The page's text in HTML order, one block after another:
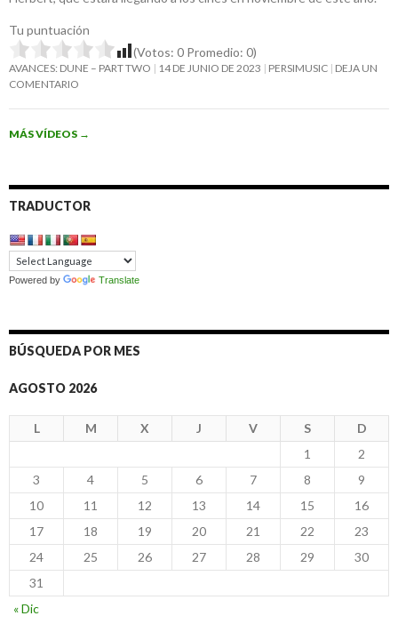
Tu puntuación
(Votos: 0 Promedio: 0)
AVANCES: DUNE – PART TWO 14 DE JUNIO DE 2023 PERSIMUSIC DEJA UN
COMENTARIO
MÁS VÍDEOS →
TRADUCTOR
Powered by Translate
BÚSQUEDA POR MES
AGOSTO 2026
L M X J V S
D
1
2
3
4 5 6 7 8
9
10
11 12 13 14 15
16
17
18 19 20 21 22
23
24
25 26 27 28 29
30
31
« Dic